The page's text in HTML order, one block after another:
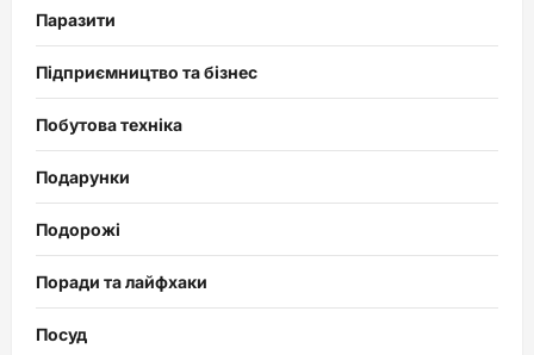
Паразити
Підприємництво та бізнес
Побутова техніка
Подарунки
Подорожі
Поради та лайфхаки
Посуд